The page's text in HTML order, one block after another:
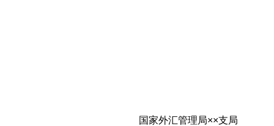
国家外汇管理局××支局